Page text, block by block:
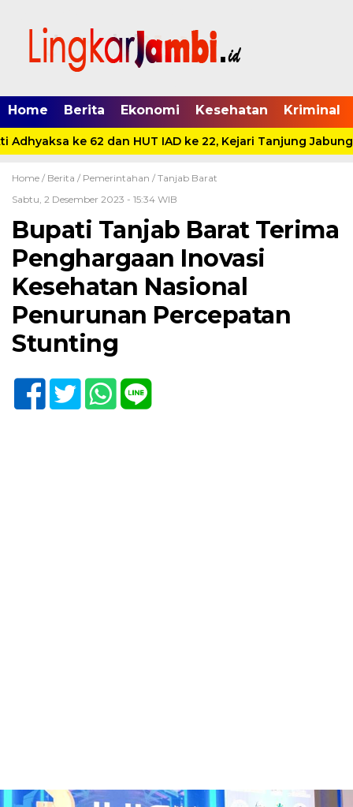
Home Berita Ekonomi Kesehatan Kriminal
Adhyaksa ke 62 dan HUT IAD ke 22, Kejari Tanjung
Home / Berita / Pemerintahan / Tanjab Barat
Sabtu, 2 Desember 2023 - 15:34 WIB
Bupati Tanjab Barat Terima
Penghargaan Inovasi
Kesehatan Nasional
Penurunan Percepatan
Stunting